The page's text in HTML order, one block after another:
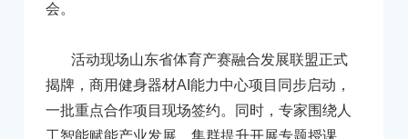
会。
活动现场山东省体育产赛融合发展联盟正式
揭牌，商用健身器材AI能力中心项目同步启动，
一批重点合作项目现场签约。同时，专家围绕人